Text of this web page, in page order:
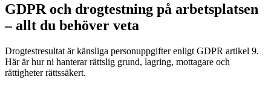
GDPR och drogtestning på arbetsplatsen
– allt du behöver veta
Drogtestresultat är känsliga personuppgifter enligt GDPR artikel 9.
Här är hur ni hanterar rättslig grund, lagring, mottagare och
rättigheter rättssäkert.